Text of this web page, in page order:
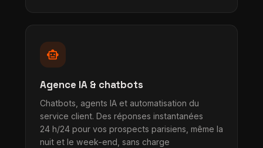
smart_toy
Agence IA & chatbots
Chatbots, agents IA et automatisation du
service client. Des réponses instantanées
24 h/24 pour vos prospects parisiens, même la
nuit et le week-end, sans charge